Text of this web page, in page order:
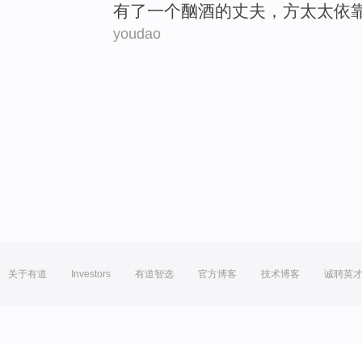
有了一个酗酒的丈夫 ， 方太太依
youdao
关于有道 Investors 有道智选 官方博客 技术博客 诚聘英才